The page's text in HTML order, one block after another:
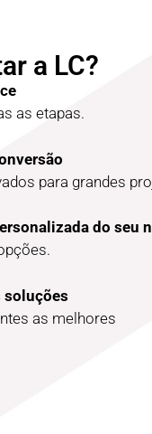
a LC?
as etapas.
para grandes
do seu
soluções
as melhores